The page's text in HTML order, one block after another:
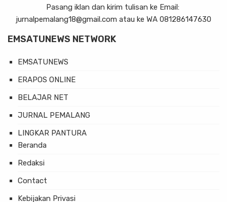
Pasang iklan dan kirim tulisan ke Email:
jurnalpemalang18@gmail.com atau ke WA 081286147630
EMSATUNEWS NETWORK
EMSATUNEWS
ERAPOS ONLINE
BELAJAR NET
JURNAL PEMALANG
LINGKAR PANTURA
Beranda
Redaksi
Contact
Kebijakan Privasi